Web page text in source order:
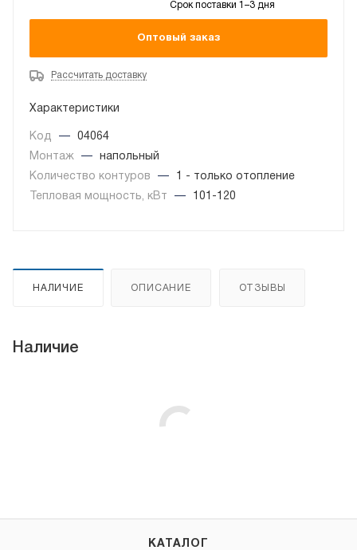
Срок поставки 1–3 дня
Оптовый заказ
Рассчитать доставку
Характеристики
Код —
04064
Монтаж
—
напольный
Количество контуров
—
1 - только отопление
Тепловая мощность, кВт
— 101-120
НАЛИЧИЕ ОПИСАНИЕ ОТЗЫВЫ
Наличие
КАТАЛОГ